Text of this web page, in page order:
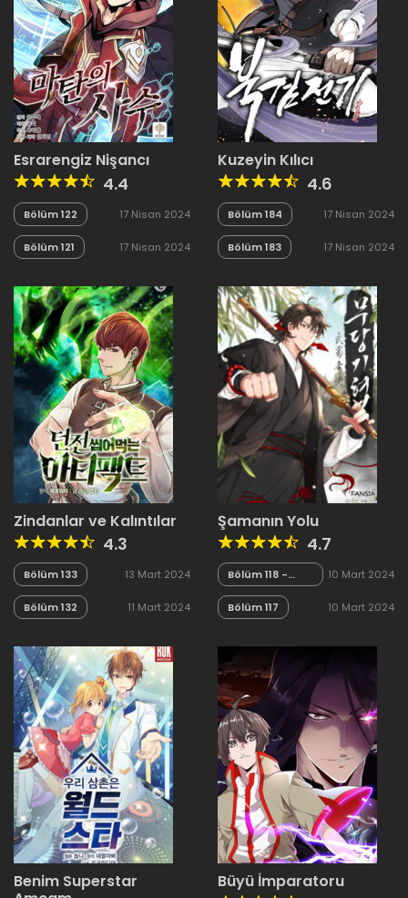
Esrarengiz Nişancı
4.4
Bölüm 122 17 Nisan 2024
Bölüm 121 17 Nisan 2024
Kuzeyin Kılıcı
4.6
Bölüm 184 17 Nisan 2024
Bölüm 183 17 Nisan 2024
Zindanlar ve Kalıntılar
4.3
Bölüm 133 13 Mart 2024
Bölüm 132 11 Mart 2024
Şamanın Yolu
4.7
Bölüm 118 -
Sezon Finali
10 Mart 2024
Bölüm 117 10 Mart 2024
Benim Superstar
Büyü İmparatoru